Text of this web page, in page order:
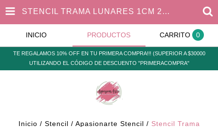
STENCIL TRAMA LUNARES 1CM 20X20 CM
INICIO PRODUCTOS CARRITO 0
TE REGALAMOS 10% OFF EN TU PRIMERA COMPRA!!! (SUPERIOR A $30000
UTILIZANDO EL CÓDIGO DE DESCUENTO "PRIMERACOMPRA"
Inicio / Stencil / Apasionarte Stencil / Stencil Trama